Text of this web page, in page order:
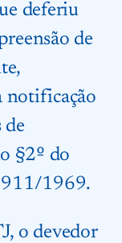
deferiu
de
notificação
de
§2º do
911/1969.
o devedor